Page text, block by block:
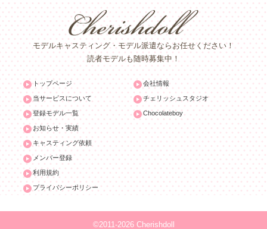
モデルキャスティング・モデル派遣ならお任せください！
読者モデルも随時募集中！
トップページ
当サービスについて
登録モデル一覧
お知らせ・実績
キャスティング依頼
メンバー登録
利用規約
プライバシーポリシー
会社情報
チェリッシュスタジオ
Chocolateboy
©2011-2026 Cherishdoll